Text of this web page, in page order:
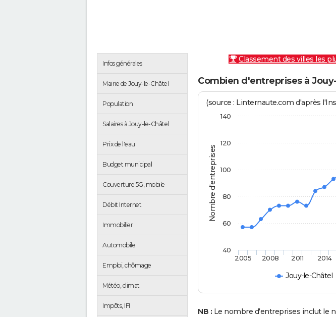
Infos générales
Mairie de Jouy-le-Châtel
Population
Salaires à Jouy-le-Châtel
Prix de l'eau
Budget municipal
Couverture 5G, mobile
Débit Internet
Immobilier
Automobile
Emploi, chômage
Météo, climat
Impôts, IFI
Classement des villes les
Combien d'entreprises à
Nombre d'entreprises
(source : Linternaute.com d'après
Jouy-le-Châtel
2005 2008 2011 2014
40
60
80
100
120
140
NB : Le nombre d'entreprises inclut le